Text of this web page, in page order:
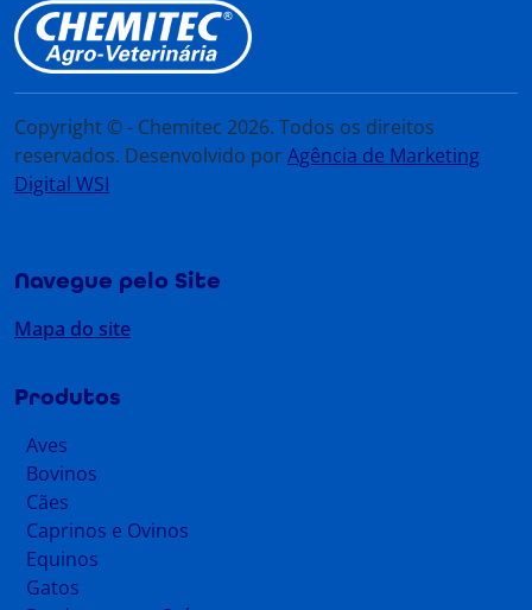
Copyright © - Chemitec 2026. Todos os direitos
reservados. Desenvolvido porAgência de Marketing
Digital WSI
Navegue pelo Site
Mapa do site
Produtos
Aves
Bovinos
Cães
Caprinos e Ovinos
Equinos
Gatos